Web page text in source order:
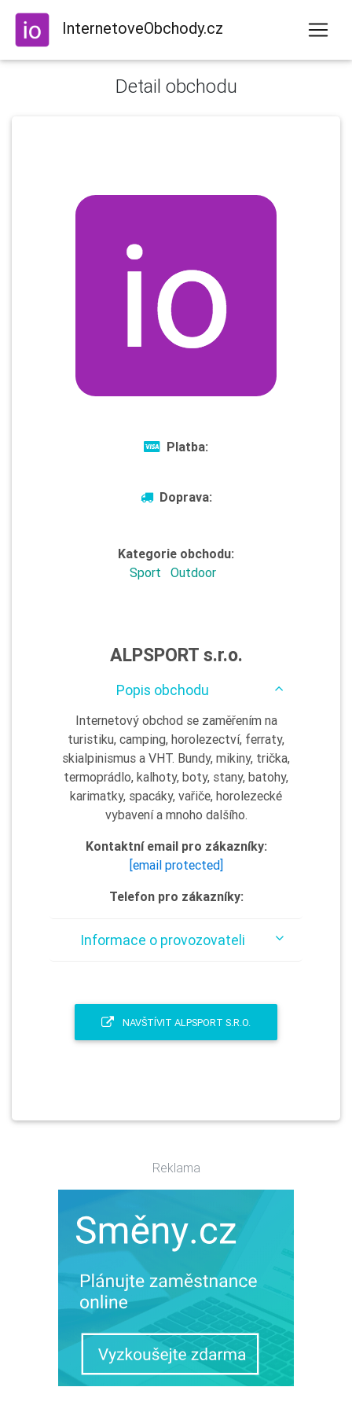
InternetoveObchody.cz
Detail obchodu
Platba:
Doprava:
Kategorie obchodu:
Sport
Outdoor
ALPSPORT s.r.o.
Popis obchodu
Internetový obchod se zaměřením na
turistiku, camping, horolezectví, ferraty,
skialpinismus a VHT. Bundy, mikiny, trička,
termoprádlo, kalhoty, boty, stany, batohy,
karimatky, spacáky, vařiče, horolezecké
vybavení a mnoho dalšího.
Kontaktní email pro zákazníky:
[email protected]
Telefon pro zákazníky:
Informace o provozovateli
NAVŠTÍVIT ALPSPORT S.R.O.
Reklama